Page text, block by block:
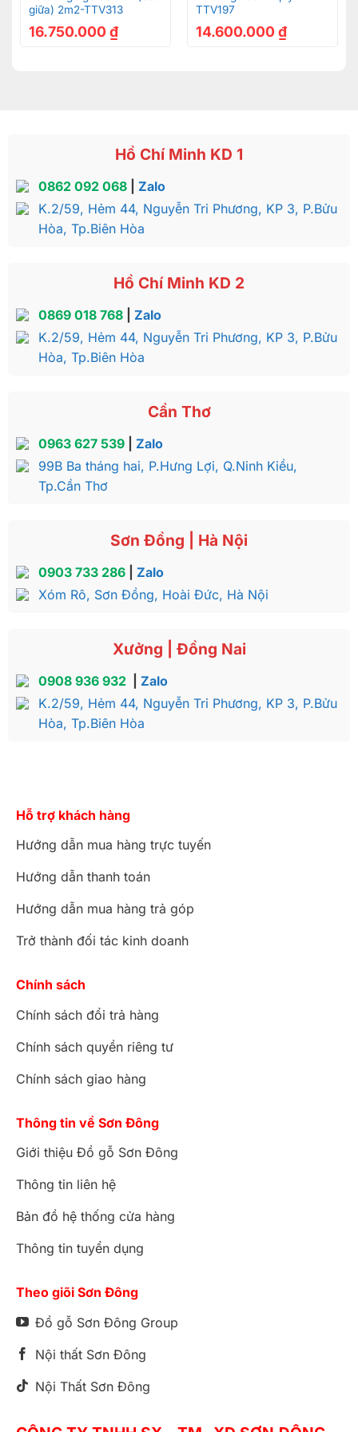
Ý nghĩa của chạm nho nằm ở sự kết hợp giữa
nghệ thuật và kỹ thuật truyền thống, tạo nên một
Chạm nho thường được sử dụng trên các món đồ
nội thất quý tộc và có giá trị cao. Điều này mang
ý nghĩa của sự cao quý, giàu có và thể hiện đẳng
giữa) 2m2-TTV313
16.750.000 ₫
TTV197
14.600.000 ₫
Hồ Chí Minh KD 1
0862 092 068| Zalo
K.2/59, Hẻm 44, Nguyễn Tri Phương, KP 3, P.Bửu
Hòa, Tp.Biên Hòa
Hồ Chí Minh KD 2
0869 018 768| Zalo
K.2/59, Hẻm 44, Nguyễn Tri Phương, KP 3, P.Bửu
Hòa, Tp.Biên Hòa
Cần Thơ
0963 627 539| Zalo
99B Ba tháng hai, P.Hưng Lợi, Q.Ninh Kiều,
Tp.Cần Thơ
Sơn Đồng | Hà Nội
0903 733 286| Zalo
Xóm Rô, Sơn Đồng, Hoài Đức, Hà Nội
Xưởng | Đồng Nai
0908 936 932
Zalo
K.2/59, Hẻm 44, Nguyễn Tri Phương, KP 3, P.Bửu
Hòa, Tp.Biên Hòa
Hỗ trợ khách hàng
Hướng dẫn mua hàng trực tuyến
Hướng dẫn thanh toán
Hướng dẫn mua hàng trả góp
Trở thành đối tác kinh doanh
Chính sách
Chính sách đổi trả hàng
Chính sách quyền riêng tư
Chính sách giao hàng
Thông tin về Sơn Đông
Giới thiệu Đồ gỗ Sơn Đông
Thông tin liên hệ
Bản đồ hệ thống cửa hàng
Thông tin tuyển dụng
Theo giõi Sơn Đông
Đồ gỗ Sơn Đông Group
Nội thất Sơn Đông
Nội Thất Sơn Đông